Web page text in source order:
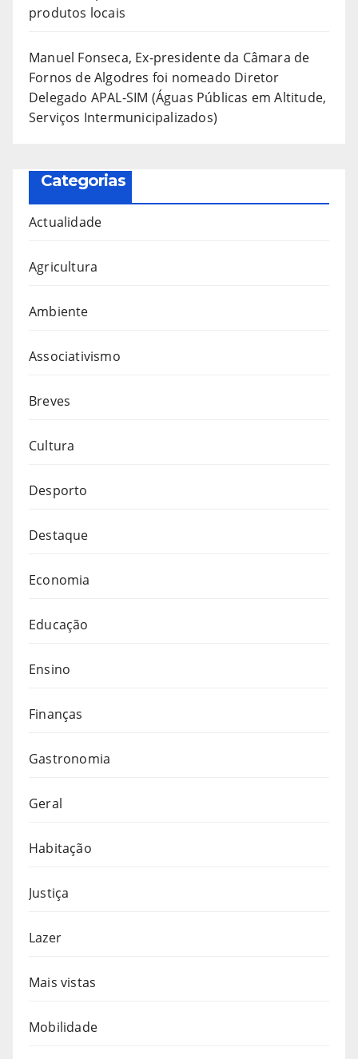
produtos locais
Manuel Fonseca, Ex-presidente da Câmara de
Fornos de Algodres foi nomeado Diretor
Delegado APAL-SIM (Águas Públicas em Altitude,
Serviços Intermunicipalizados)
Categorias
Actualidade
Agricultura
Ambiente
Associativismo
Breves
Cultura
Desporto
Destaque
Economia
Educação
Ensino
Finanças
Gastronomia
Geral
Habitação
Justiça
Lazer
Mais vistas
Mobilidade